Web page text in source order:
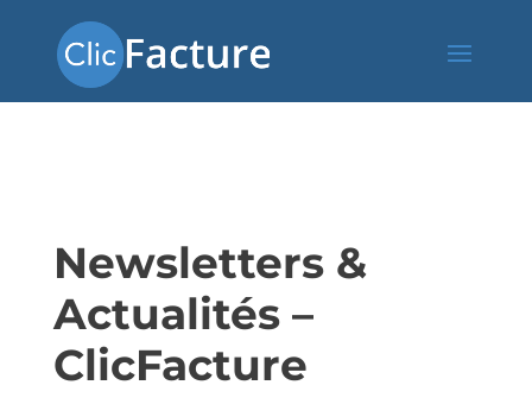
Newsletters &
Actualités –
ClicFacture